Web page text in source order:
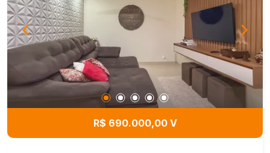
R$ 690.000,00 V